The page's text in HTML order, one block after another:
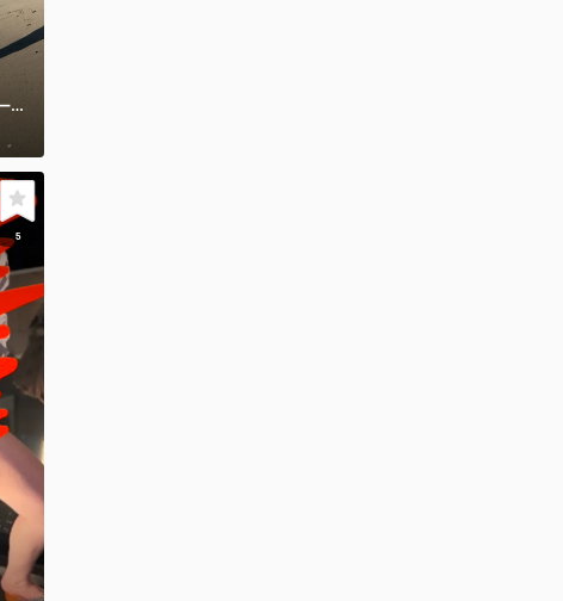
【裏しずか】海だ！夏だ！赤水着だー💗
5